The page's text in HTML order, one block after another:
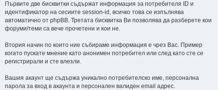
Първите две бисквитки съдържат информация за потребителя ID и
идентификатор на сесиите session-id, всичко това се изпълнява
автоматично от phpBB. Третата бисквитка Ви позволява да разберете кои
форуми/теми са вече прочетени и кои не.
Втория начин по които ние събираме информация е чрез Вас. Пример
когато пускате мнение като анонимен потребител или след като сте се
регистрирали и сте влезли.
Вашия акаунт ще съдържа уникално потребителско име, персонална
парола за вход в акаунта и персонален валиден email адрес.